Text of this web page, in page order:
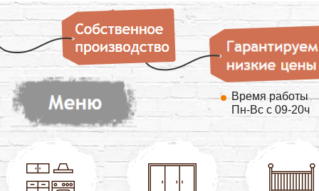
Время работы
Пн-Вс с 09-20ч